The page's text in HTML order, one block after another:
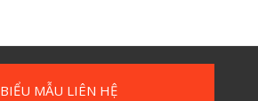
BIỂU MẪU LIÊN HỆ